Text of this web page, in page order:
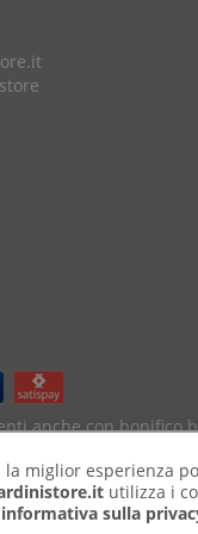
miglior esperienza
utilizza i
sulla
anche con bonifico